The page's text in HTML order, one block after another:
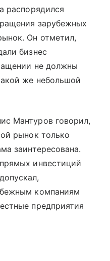
распорядился
зарубежных
Он отметил,
бизнес
не должны
же небольшой
Мантуров говорил,
рынок только
заинтересована.
инвестиций
компаниям
предприятия